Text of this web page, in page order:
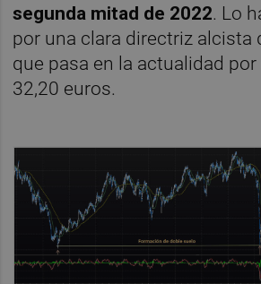
segunda mitad de 2022. Lo
por una clara directriz alcista
que pasa en la actualidad
32,20 euros.